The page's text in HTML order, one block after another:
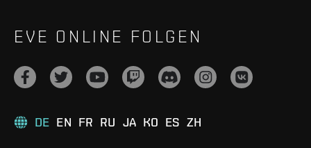
EVE ONLINE FOLGEN
DE EN FR RU JA KO ES ZH